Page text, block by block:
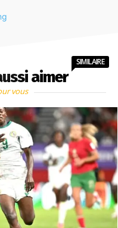
aimer
SIMILAIRE
vous